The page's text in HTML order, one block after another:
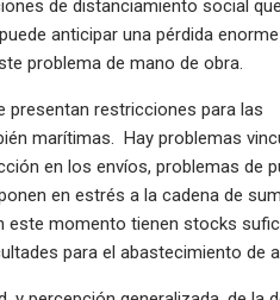
de distanciamiento social
anticipar una pérdida
problema de mano de obra.
presentan restricciones para las
marítimas. Hay problemas
en los envíos, problemas de
en estrés a la cadena de
este momento tienen stocks
para el abastecimiento de